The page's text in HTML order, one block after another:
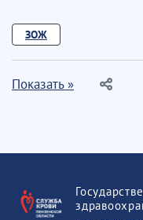
ЗОЖ
Показать »